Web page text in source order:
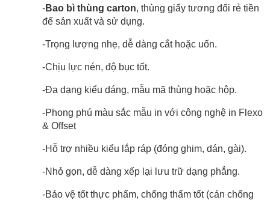
-Bao bì thùng carton, thùng giấy tương đối rẻ tiền
để sản xuất và sử dụng.
-Trọng lượng nhẹ, dễ dàng cắt hoặc uốn.
-Chịu lực nén, độ bục tốt.
-Đa dạng kiểu dáng, mẫu mã thùng hoặc hộp.
-Phong phú màu sắc mẫu in với công nghệ in Flexo
& Offset
-Hỗ trợ nhiều kiểu lắp ráp (đóng ghim, dán, gài).
-Nhỏ gọn, dễ dàng xếp lại lưu trữ dạng phẳng.
-Bảo vệ tốt thực phẩm, chống thấm tốt (cán chống